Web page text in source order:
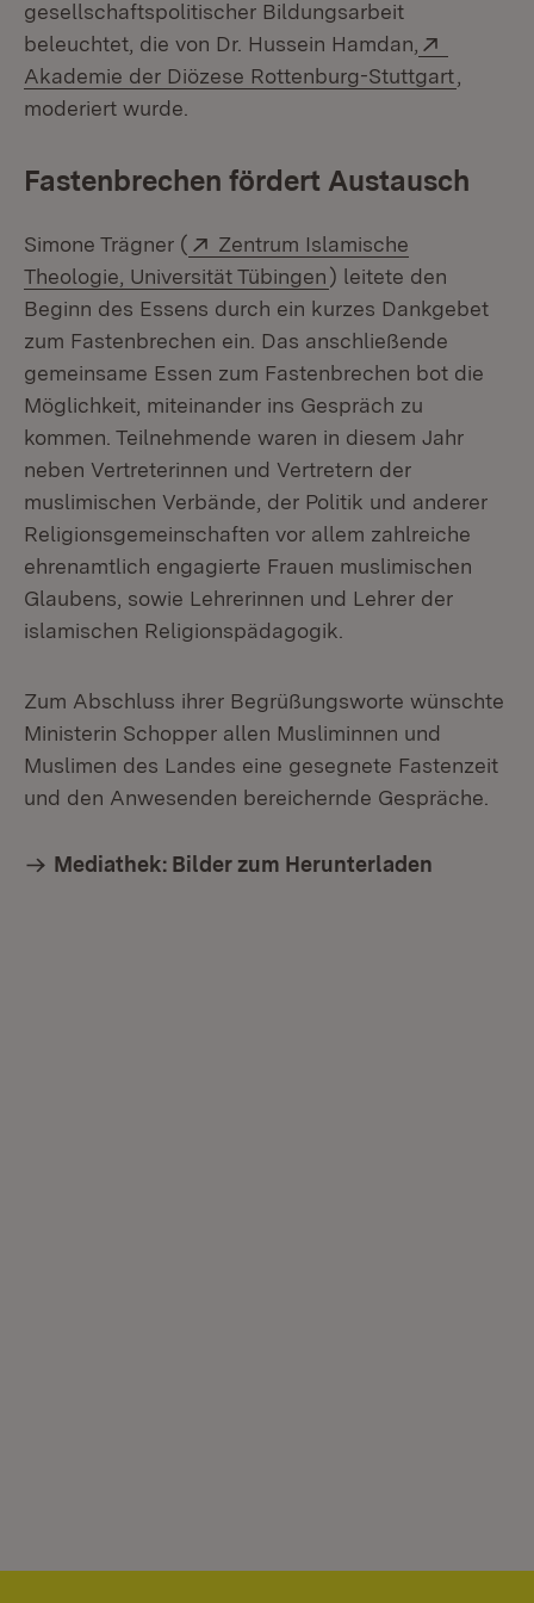
gesellschaftspolitischer Bildungsarbeit
beleuchtet, die von Dr. Hussein Hamdan,
Akademie der Diözese Rottenburg-Stuttgart
moderiert wurde.
Fastenbrechen fördert Austausch
Simone Trägner ( Extern:
Zentrum Islamische
Theologie, Universität Tübingen(Öffnet in neuem
) leitete den
Beginn des Essens durch ein kurzes Dankgebet
zum Fastenbrechen ein. Das anschließende
gemeinsame Essen zum Fastenbrechen bot die
Möglichkeit, miteinander ins Gespräch zu
kommen. Teilnehmende waren in diesem Jahr
neben Vertreterinnen und Vertretern der
muslimischen Verbände, der Politik und anderer
Religionsgemeinschaften vor allem zahlreiche
ehrenamtlich engagierte Frauen muslimischen
Glaubens, sowie Lehrerinnen und Lehrer der
islamischen Religionspädagogik.
Zum Abschluss ihrer Begrüßungsworte wünschte
Ministerin Schopper allen Musliminnen und
Muslimen des Landes eine gesegnete Fastenzeit
und den Anwesenden bereichernde Gespräche.
Mediathek: Bilder zum Herunterladen